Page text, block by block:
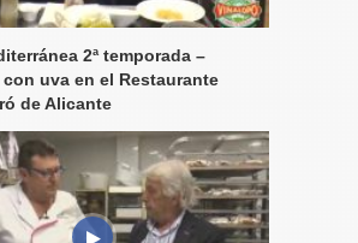
2ª temporada –
uva en el Restaurante
de Alicante